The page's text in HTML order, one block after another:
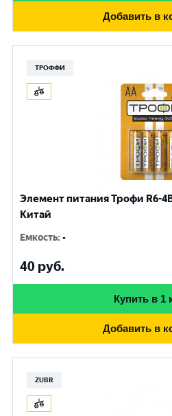
Добавить в
ТРОФФИ
Элемент питания Трофи R6-
Китай
Емкость:-
40 руб.
Купить в 1
Добавить в
ZUBR